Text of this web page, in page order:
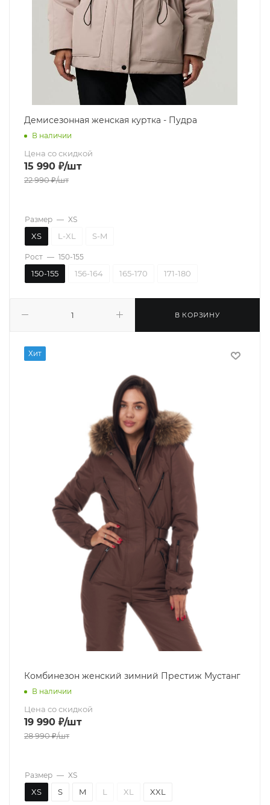
Демисезонная женская куртка - Пудра
В наличии
Цена со скидкой
15 990 ₽/шт
22 990₽/шт
В КОРЗИНУ
Размер — XS
XS L-XL S-M
Рост — 150-155
150-155 156-164 165-170 171-180
Хит
Комбинезон женский зимний Престиж Мустанг
В наличии
Цена со скидкой
19 990 ₽/шт
28 990₽/шт
Размер — XS
XS S M L XL XXL